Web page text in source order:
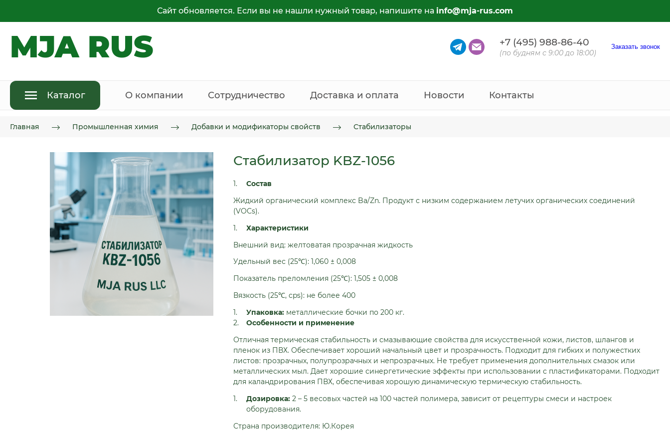
Сайт обновляется. Если вы не нашли нужный товар, напишите на info@mja-rus.com
MJA RUS +7 (495) 988-86-40
(по будням с 9:00 до 18:00)
Заказать звонок
Каталог О компании Сотрудничество Доставка и оплата Новости Контакты
Главная Промышленная химия Добавки и модификаторы свойств Стабилизаторы
Стабилизатор KBZ-1056
Состав
Жидкий органический комплекс Ba/Zn. Продукт с низким содержанием летучих органических соединений
(VOCs).
Характеристики
Внешний вид: желтоватая прозрачная жидкость
Удельный вес (25℃): 1,060 ± 0,008
Показатель преломления (25℃): 1,505 ± 0,008
Вязкость (25℃, cps): не более 400
Упаковка:металлические бочки по 200 кг.
Особенности и применение
Отличная термическая стабильность и смазывающие свойства для искусственной кожи, листов, шлангов и
пленок из ПВХ. Обеспечивает хороший начальный цвет и прозрачность. Подходит для гибких и полужестких
листов: прозрачных, полупрозрачных и непрозрачных. Не требует применения дополнительных смазок или
металлических мыл. Дает хорошие синергетические эффекты при использовании с пластификаторами. Подходит
для каландрирования ПВХ, обеспечивая хорошую динамическую термическую стабильность.
Дозировка:2 – 5 весовых частей на 100 частей полимера, зависит от рецептуры смеси и настроек
оборудования.
Страна производителя: Ю.Корея